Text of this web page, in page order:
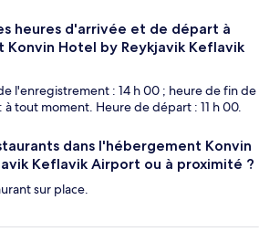
heures d'arrivée et de départ à
Hotel by Reykjavik Keflavik
l'enregistrement : 14 h 00 ; heure de fin de
tout moment. Heure de départ : 11 h 00.
dans l'hébergement Konvin
Keflavik Airport ou à proximité ?
sur place.